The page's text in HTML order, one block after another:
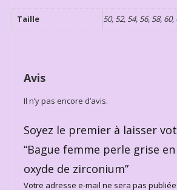
Taille 50, 52, 54, 56, 58, 60,
Avis
Il n’y pas encore d’avis.
Soyez le premier à laisser
“Bague femme perle grise
oxyde de zirconium”
Votre adresse e-mail ne sera pas publiée.